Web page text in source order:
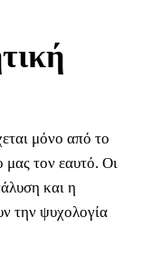
μόνο από το
μας τον εαυτό. Οι
και η
την ψυχολογία